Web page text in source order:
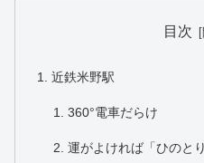
目次
近鉄米野駅
360°電車だらけ
運がよければ「ひのと